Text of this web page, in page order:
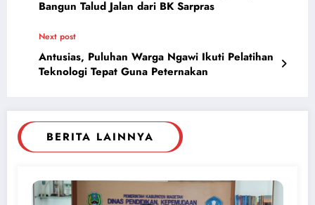
Bangun Talud Jalan dari BK Sarpras
Next post
Antusias, Puluhan Warga Ngawi Ikuti Pelatihan
Teknologi Tepat Guna Peternakan
BERITA LAINNYA